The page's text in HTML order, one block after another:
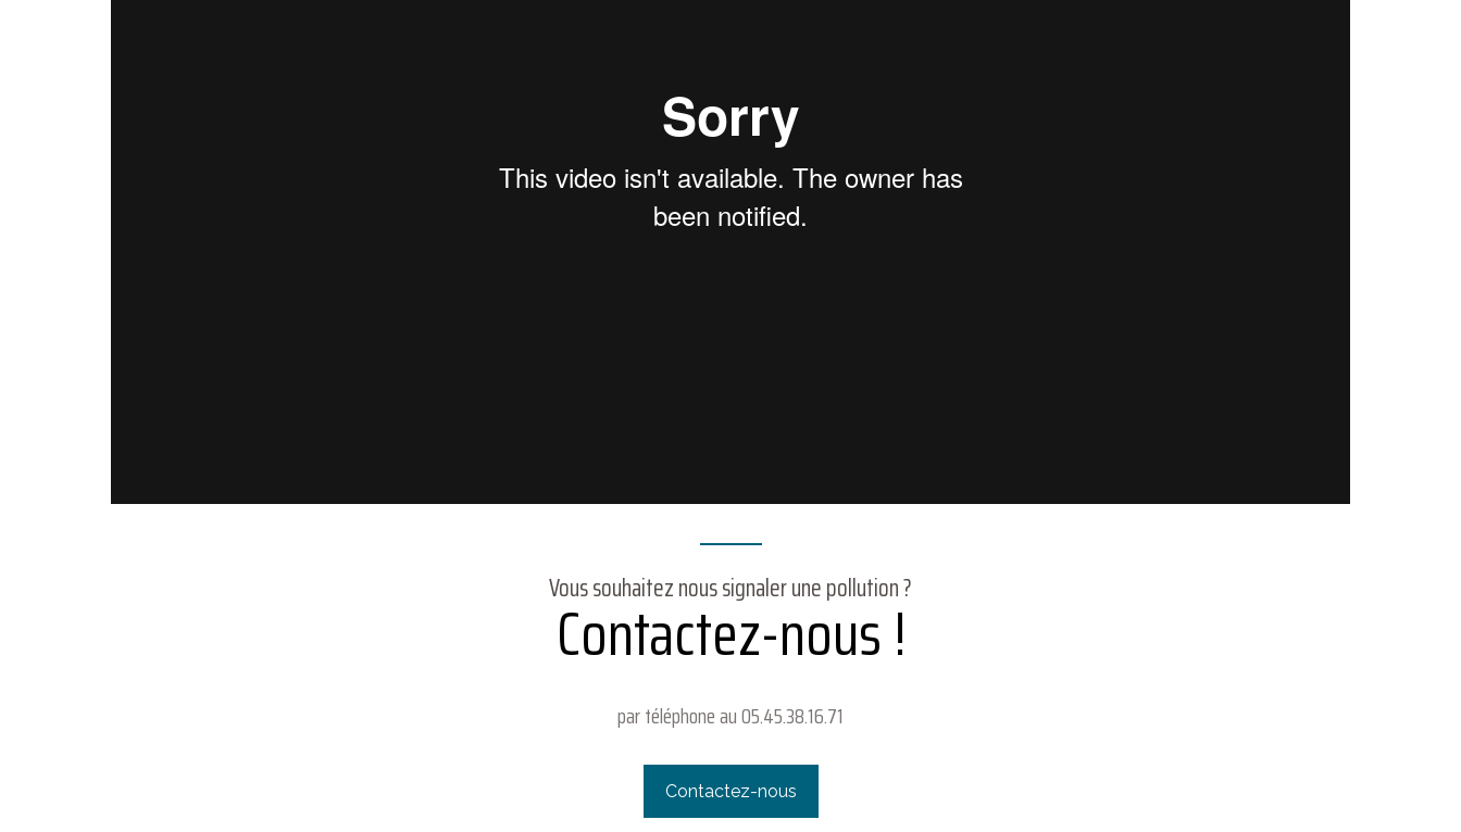
Vous souhaitez nous signaler une pollution ?
Contactez-nous !
par téléphone au 05.45.38.16.71
Contactez-nous
Le Paradis
Tél. : 05.45.38.16.71